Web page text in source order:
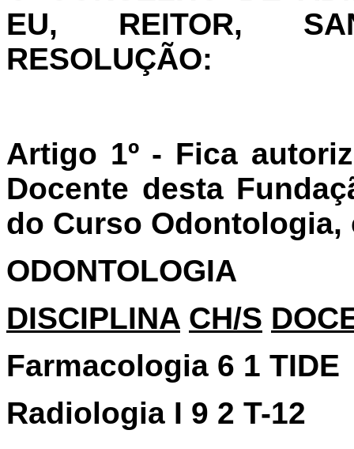
EU, REITOR,
RESOLUÇÃO:
Artigo 1º - Fica
Docente desta
do Curso
ODONTOLOGIA
DISCIPLINA CH/S
Farmacologia 6 1 TIDE
Radiologia I 9 2 T-12